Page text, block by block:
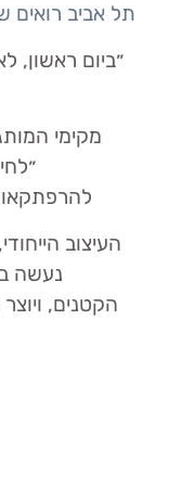
תל אביב רואים
״ביום ראשון,
מקימי
העיצוב הייחודי,
נעשה
הקטנים,